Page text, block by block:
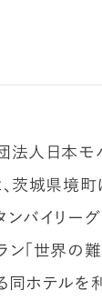
法人日本モ
、茨城県境
ンバイリー
「世界の
同ホテルを